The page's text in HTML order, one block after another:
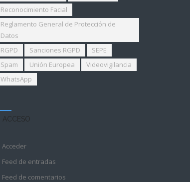
Reconocimiento Facial
Reglamento General de Protección de
Datos
RGPD
Sanciones RGPD
SEPE
Spam
Unión Europea
Videovigilancia
WhatsApp
ACCESO
Acceder
Feed de entradas
Feed de comentarios